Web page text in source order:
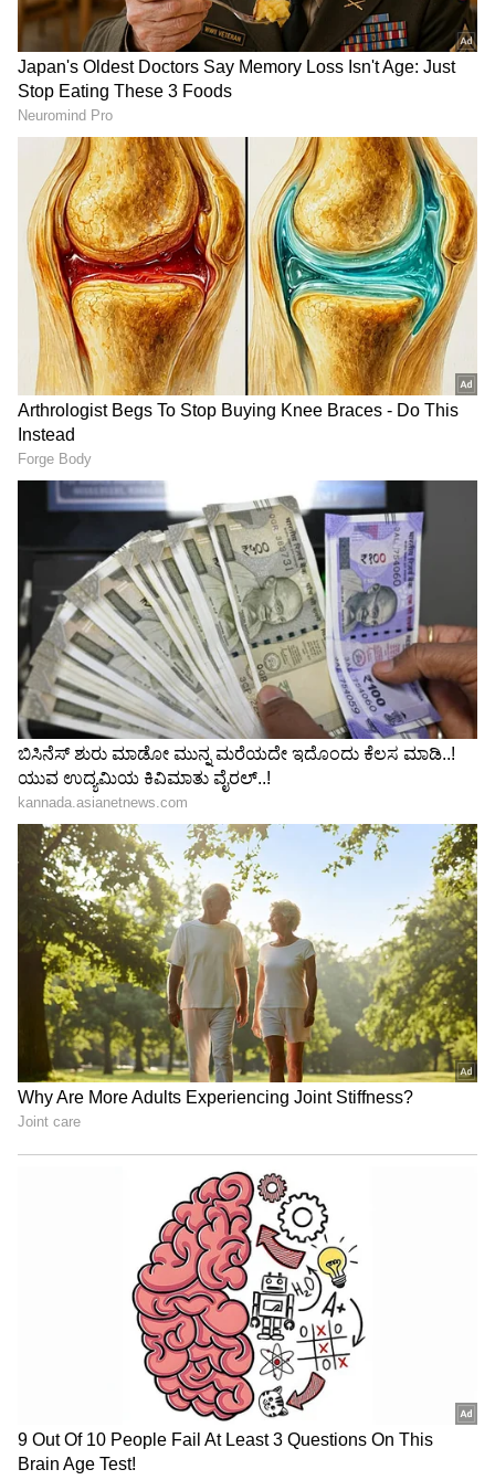
Related Articles
ಆಫ್ಘಾನ್ ವಿರುದ್ದ ಪಂದ್ಯದಲ್ಲಿ ಇತಿಹಾಸ ರಚಿಸಿದ
ರೋಹಿತ್ ಶರ್ಮಾ, ಭಾರತೀಯ ಕ್ರಿಕೆಟ್‌ನಲ್ಲಿ ಮೈಲಿಗಲ್ಲು
ಐಸಿಸಿ ಏಕದಿನ ವಿಶ್ವಕಪ್ ದಿನಾಂಕ ನಿಗಧಿ, ಕಮ್‌ಬ್ಯಾಕ್‌ಗೆ
ಸಜ್ಜಾದ ವಿರಾಟ್ ಕೊಹ್ಲಿ ರೋಹಿತ್ ಶರ್ಮಾ
3
6
Image Credit : ANI
ಜೂನ್ 20ಕ್ಕೆ ಲಾಸ್ಟ್ ಗೇಮ್ ಪೋಸ್ಟ್
ರೋಹಿತ್ ಶರ್ಮಾ ವಯಸ್ಸಿನ ಕಾರಣದಿಂದ ಬಿಸಿಸಿಐ 2027ರ
ಏಕದಿನ ವಿಶ್ವಕಪ್ ಟೂರ್ನಿಗೆ ಪರಿಗಣಿಸುತ್ತಿಲ್ಲ ಅನ್ನೋ
ರೋಹಿತ್ ಶರ್ಮಾ ವಿದಾಯ ಹೇಳುತ್ತಿದ್ದಾರೆ. ಚಿಪಕ್ ಪಂದ್ಯದ
ಬಳಿಕ ರೋಹಿತ್ ಏಕದಿನ ಮಾದರಿಯಿಂದಲೂ
ನಿವೃತ್ತಿಯಾಗುತ್ತಿದ್ದಾರೆ ಎಂದು ಸೋಶಿಯಲ್ ಮೀಡಿಯಾದಲ್ಲಿ
ಪೋಸ್ಟರ್, ವಿಡಿಯೋಗಳನ್ನು ಹಂಚಿಕೊಳ್ಳಲಾಗಿದೆ.